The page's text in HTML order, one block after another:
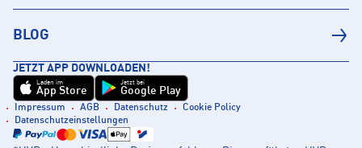
BLOG
JETZT APP DOWNLOADEN!
Laden im
App Store
Jetzt bei
Google Play
Impressum AGB Datenschutz
Cookie Policy
Datenschutzeinstellungen